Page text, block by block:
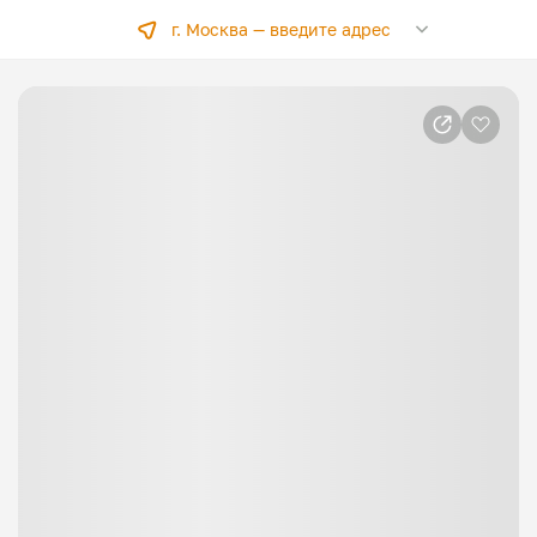
г. Москва —введите адрес